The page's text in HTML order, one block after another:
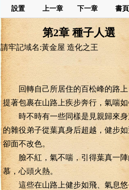
設置 上一章 下一章 書頁
第2章 種子人選
請牢記域名:黃金屋 造化之王
回轉自己所居住的百松峰的路上
提著包裹在山路上疾步奔行，氣喘如
時不時有一些同樣是見親歸來身
的雜役弟子從葉真身后超越，健步如
卻面不改色。
臉不紅，氣不喘，引得葉真一陣
慕，心頭火熱。
這些在山路上健步如飛、氣息悠